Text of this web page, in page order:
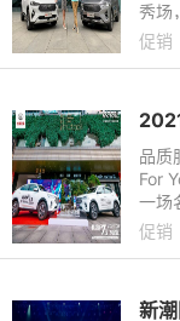
秀场
潮品
促销
品质
For
一场
下帷
促销